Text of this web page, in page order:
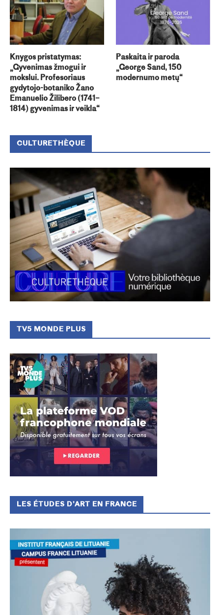
Knygos pristatymas:
„Gyvenimas žmogui ir
mokslui. Profesoriaus
gydytojo-botaniko Žano
Emanuelio Žilibero (1741–
1814) gyvenimas ir veikla“
Paskaita ir paroda
„George Sand, 150
modernumo metų“
CULTURETHÈQUE
TV5 MONDE PLUS
LES ÉTUDES D’ART EN FRANCE